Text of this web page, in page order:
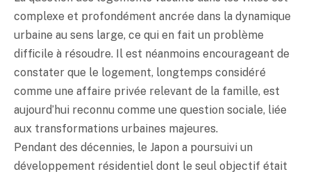
complexe et profondément ancrée dans la dynamique
urbaine au sens large, ce qui en fait un problème
difficile à résoudre. Il est néanmoins encourageant de
constater que le logement, longtemps considéré
comme une affaire privée relevant de la famille, est
aujourd’hui reconnu comme une question sociale, liée
aux transformations urbaines majeures.
Pendant des décennies, le Japon a poursuivi un
développement résidentiel dont le seul objectif était